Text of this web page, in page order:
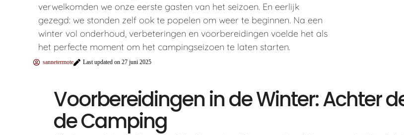
verwelkomden we onze eerste gasten van het seizoen. En eerlijk
gezegd: we stonden zelf ook te popelen om weer te beginnen. Na een
winter vol onderhoud, verbeteringen en voorbereidingen voelde het als
het perfecte moment om het campingseizoen te laten starten.
sannetermote Last updated on 27 juni 2025
Voorbereidingen in de Winter: Achter
de Camping